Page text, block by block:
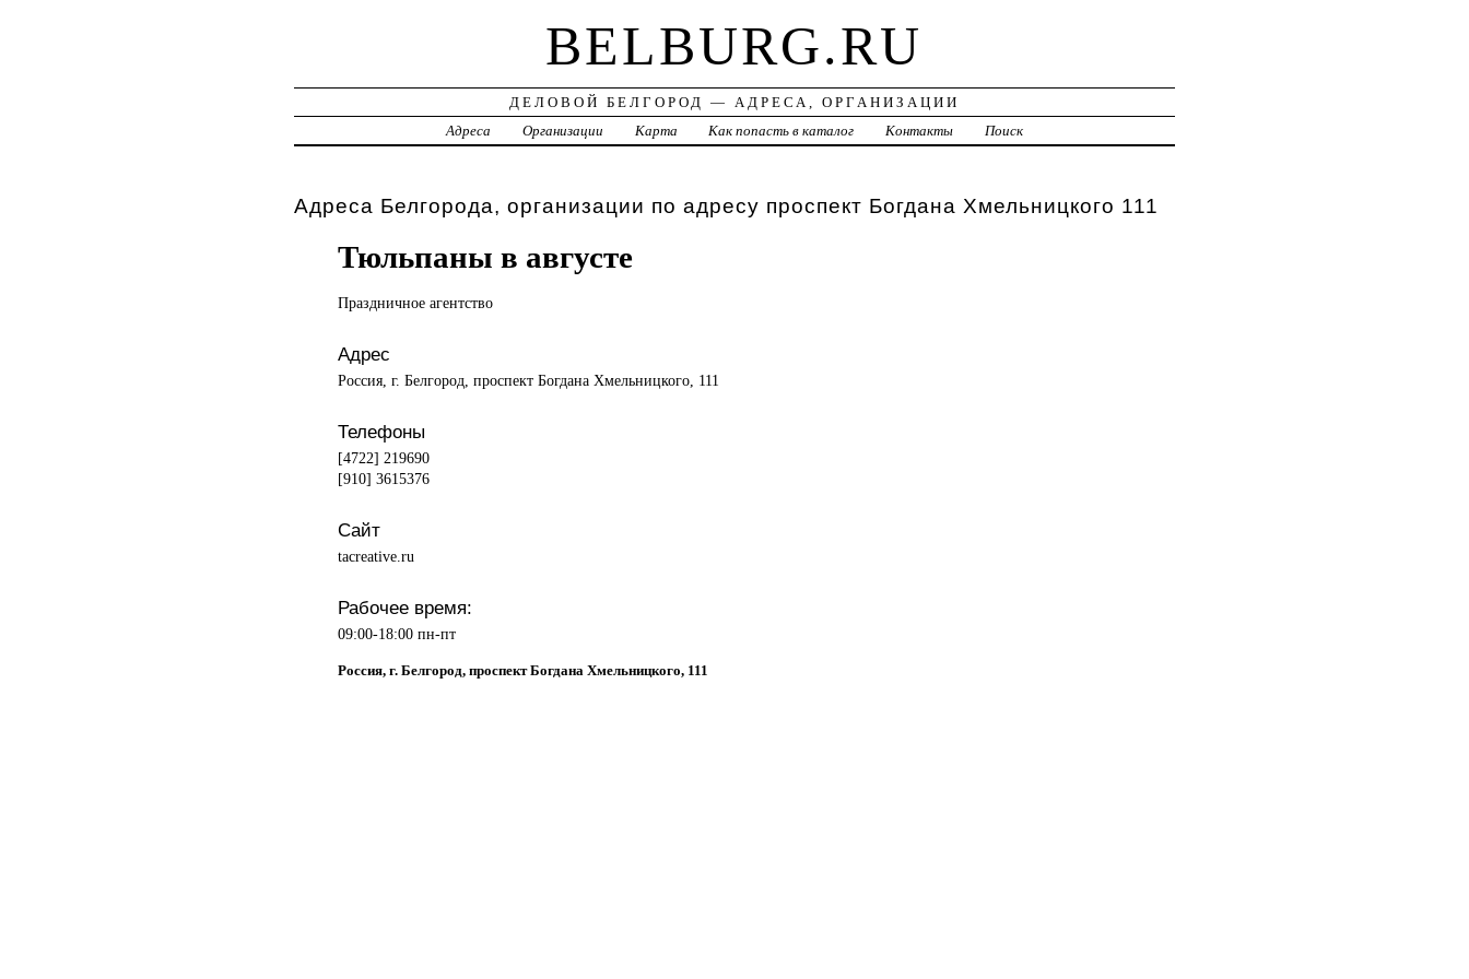
BELBURG.RU
ДЕЛОВОЙ БЕЛГОРОД — АДРЕСА, ОРГАНИЗАЦИИ
Адреса
Организации Карта Как попасть в каталог Контакты Поиск
Адреса Белгорода, организации по адресу проспект Богдана Хмельницкого 111
Тюльпаны в августе
Праздничное агентство
Адрес
Россия, г. Белгород, проспект Богдана Хмельницкого, 111
Телефоны
[4722] 219690
[910] 3615376
Сайт
tacreative.ru
Рабочее время:
09:00-18:00 пн-пт
Россия, г. Белгород, проспект Богдана Хмельницкого, 111